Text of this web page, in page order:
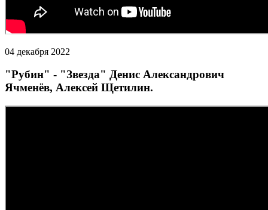
04 декабря 2022
"Рубин" - "Звезда" Денис Александрович
Ячменёв, Алексей Щетилин.